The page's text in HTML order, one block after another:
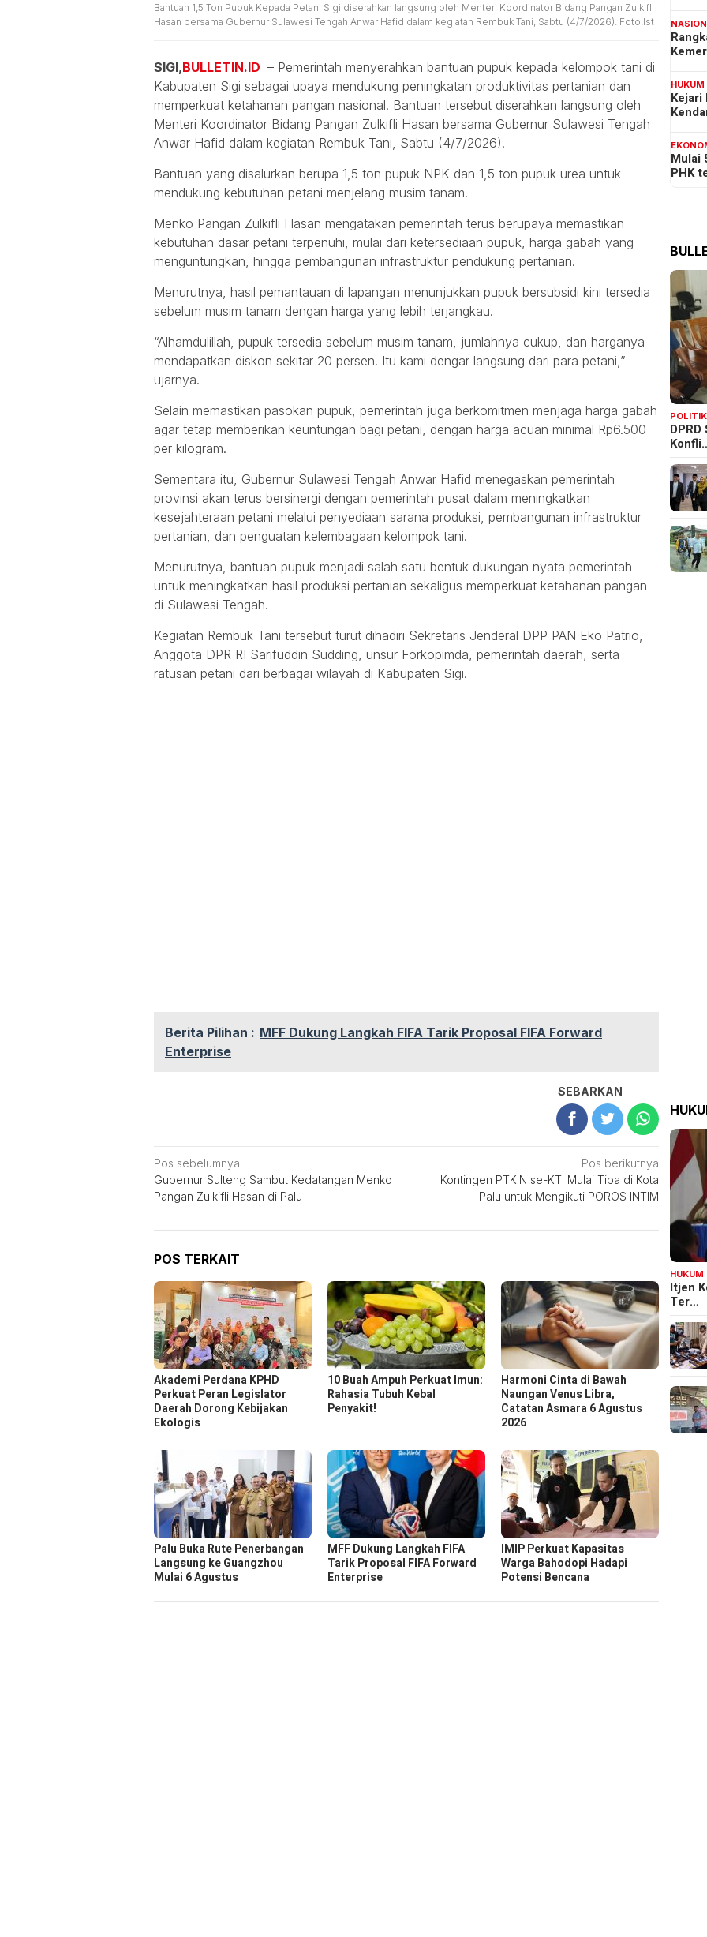
Bantuan 1,5 Ton Pupuk Kepada Petani Sigi diserahkan langsung oleh Menteri Koordinator Bidang Pangan Zulkifli
Hasan bersama Gubernur Sulawesi Tengah Anwar Hafid dalam kegiatan Rembuk Tani, Sabtu (4/7/2026). Foto:Ist
SIGI,BULLETIN.ID – Pemerintah menyerahkan bantuan pupuk kepada kelompok tani di
Kabupaten Sigi sebagai upaya mendukung peningkatan produktivitas pertanian dan
memperkuat ketahanan pangan nasional. Bantuan tersebut diserahkan langsung oleh
Menteri Koordinator Bidang Pangan Zulkifli Hasan bersama Gubernur Sulawesi Tengah
Anwar Hafid dalam kegiatan Rembuk Tani, Sabtu (4/7/2026).
Bantuan yang disalurkan berupa 1,5 ton pupuk NPK dan 1,5 ton pupuk urea untuk
mendukung kebutuhan petani menjelang musim tanam.
Menko Pangan Zulkifli Hasan mengatakan pemerintah terus berupaya memastikan
kebutuhan dasar petani terpenuhi, mulai dari ketersediaan pupuk, harga gabah yang
menguntungkan, hingga pembangunan infrastruktur pendukung pertanian.
Menurutnya, hasil pemantauan di lapangan menunjukkan pupuk bersubsidi kini tersedia
sebelum musim tanam dengan harga yang lebih terjangkau.
“Alhamdulillah, pupuk tersedia sebelum musim tanam, jumlahnya cukup, dan harganya
mendapatkan diskon sekitar 20 persen. Itu kami dengar langsung dari para petani,”
ujarnya.
Selain memastikan pasokan pupuk, pemerintah juga berkomitmen menjaga harga gabah
agar tetap memberikan keuntungan bagi petani, dengan harga acuan minimal Rp6.500
per kilogram.
Sementara itu, Gubernur Sulawesi Tengah Anwar Hafid menegaskan pemerintah
provinsi akan terus bersinergi dengan pemerintah pusat dalam meningkatkan
kesejahteraan petani melalui penyediaan sarana produksi, pembangunan infrastruktur
pertanian, dan penguatan kelembagaan kelompok tani.
Menurutnya, bantuan pupuk menjadi salah satu bentuk dukungan nyata pemerintah
untuk meningkatkan hasil produksi pertanian sekaligus memperkuat ketahanan pangan
di Sulawesi Tengah.
Kegiatan Rembuk Tani tersebut turut dihadiri Sekretaris Jenderal DPP PAN Eko Patrio,
Anggota DPR RI Sarifuddin Sudding, unsur Forkopimda, pemerintah daerah, serta
ratusan petani dari berbagai wilayah di Kabupaten Sigi.
Berita Pilihan : MFF Dukung Langkah FIFA Tarik Proposal FIFA Forward
Enterprise
SEBARKAN
Navigasi
pos
Pos sebelumnya
Gubernur Sulteng Sambut Kedatangan Menko
Pangan Zulkifli Hasan di Palu
Pos berikutnya
Kontingen PTKIN se-KTI Mulai Tiba di Kota
Palu untuk Mengikuti POROS INTIM
POS TERKAIT
Akademi Perdana KPHD
Perkuat Peran Legislator
Daerah Dorong Kebijakan
Ekologis
10 Buah Ampuh Perkuat Imun:
Rahasia Tubuh Kebal
Penyakit!
Harmoni Cinta di Bawah
Naungan Venus Libra,
Catatan Asmara 6 Agustus
2026
Palu Buka Rute Penerbangan
Langsung ke Guangzhou
Mulai 6 Agustus
MFF Dukung Langkah FIFA
Tarik Proposal FIFA Forward
Enterprise
IMIP Perkuat Kapasitas
Warga Bahodopi Hadapi
Potensi Bencana
HUKUM
Kejari
Mulai
PHK
POLITIK
HUKUM
Itjen
Ter…